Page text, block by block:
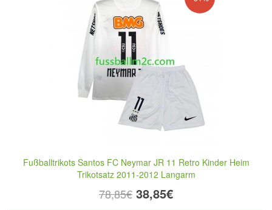
Fußballtrikots Santos FC Neymar JR 11 Retro Kinder Heim
Trikotsatz 2011-2012 Langarm
78,85€ 38,85€